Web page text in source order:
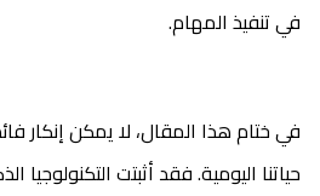
في تنفيذ المهام.
في ختام هذا المقال، لا يمكن إنكار
حياتنا اليومية. فقد أثبتت